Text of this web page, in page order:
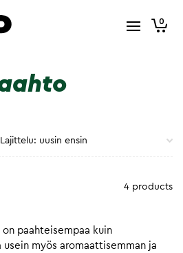
0
4 products
on paahteisempaa kuin
usein myös aromaattisemman ja